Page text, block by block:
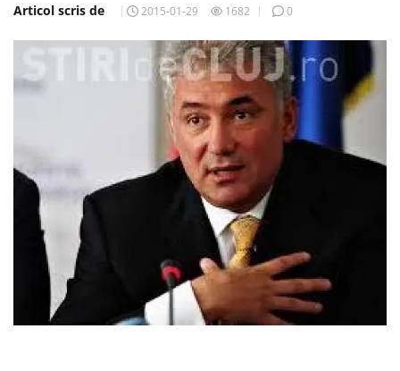
Articol scris de 2015-01-29 1682 0